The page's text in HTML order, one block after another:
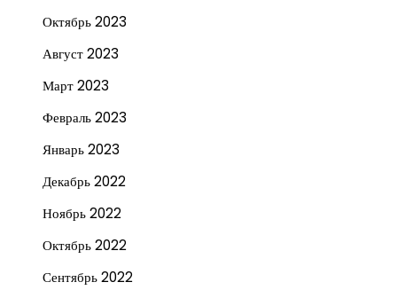
Октябрь 2023
Август 2023
Март 2023
Февраль 2023
Январь 2023
Декабрь 2022
Ноябрь 2022
Октябрь 2022
Сентябрь 2022